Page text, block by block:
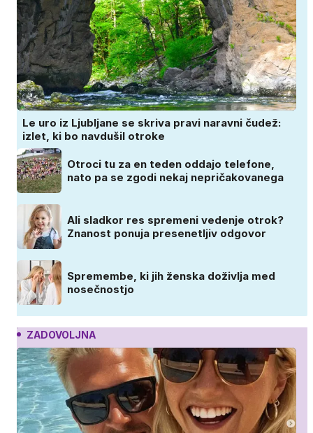
Le uro iz Ljubljane se skriva pravi naravni čudež:
izlet, ki bo navdušil otroke
Otroci tu za en teden oddajo telefone,
nato pa se zgodi nekaj nepričakovanega
Ali sladkor res spremeni vedenje otrok?
Znanost ponuja presenetljiv odgovor
Spremembe, ki jih ženska doživlja med
nosečnostjo
ZADOVOLJNA